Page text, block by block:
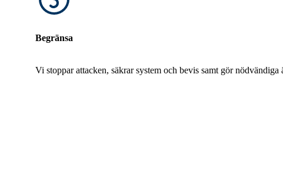
Begränsa
Vi stoppar attacken, säkrar system och bevis samt gör